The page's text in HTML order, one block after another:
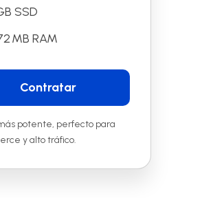
SSD
MB RAM
Contratar
potente, perfecto para
y alto tráfico.